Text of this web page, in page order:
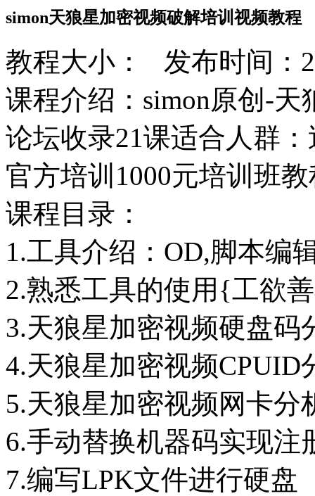
simon天狼星加密视频破解培训视频教程
教程大小： 发布时间
课程介绍：simon原创-
论坛收录21课适合人群
官方培训1000元培训班
课程目录：
1.工具介绍：OD,脚本编
2.熟悉工具的使用{工欲
3.天狼星加密视频硬盘
4.天狼星加密视频
5.天狼星加密视频网卡
6.手动替换机器码实现
7.编写LPK文件进行硬